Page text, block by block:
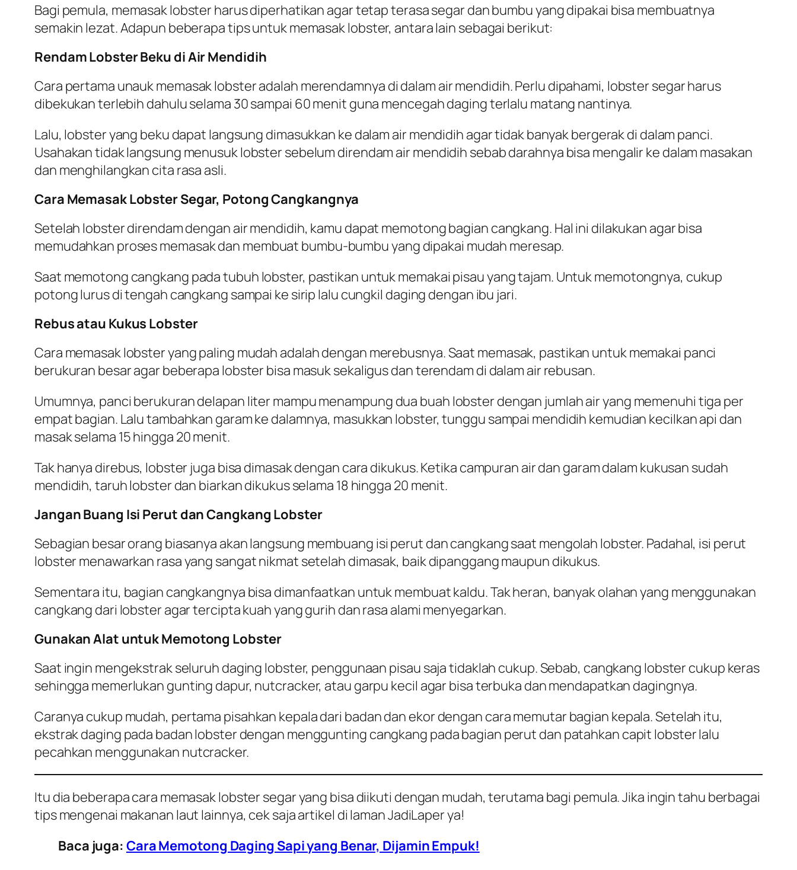
Bagi pemula, memasak lobster harus diperhatikan agar tetap terasa segar dan bumbu yang dipakai bisa membuatnya
semakin lezat. Adapun beberapa tips untuk memasak lobster, antara lain sebagai berikut:
Rendam Lobster Beku di Air Mendidih
Cara pertama unauk memasak lobster adalah merendamnya di dalam air mendidih. Perlu dipahami, lobster segar harus
dibekukan terlebih dahulu selama 30 sampai 60 menit guna mencegah daging terlalu matang nantinya.
Lalu, lobster yang beku dapat langsung dimasukkan ke dalam air mendidih agar tidak banyak bergerak di dalam panci.
Usahakan tidak langsung menusuk lobster sebelum direndam air mendidih sebab darahnya bisa mengalir ke dalam masakan
dan menghilangkan cita rasa asli.
Cara Memasak Lobster Segar, Potong Cangkangnya
Setelah lobster direndam dengan air mendidih, kamu dapat memotong bagian cangkang. Hal ini dilakukan agar bisa
memudahkan proses memasak dan membuat bumbu-bumbu yang dipakai mudah meresap.
Saat memotong cangkang pada tubuh lobster, pastikan untuk memakai pisau yang tajam. Untuk memotongnya, cukup
potong lurus di tengah cangkang sampai ke sirip lalu cungkil daging dengan ibu jari.
Rebus atau Kukus Lobster
Cara memasak lobster yang paling mudah adalah dengan merebusnya. Saat memasak, pastikan untuk memakai panci
berukuran besar agar beberapa lobster bisa masuk sekaligus dan terendam di dalam air rebusan.
Umumnya, panci berukuran delapan liter mampu menampung dua buah lobster dengan jumlah air yang memenuhi tiga per
empat bagian. Lalu tambahkan garam ke dalamnya, masukkan lobster, tunggu sampai mendidih kemudian kecilkan api dan
masak selama 15 hingga 20 menit.
Tak hanya direbus, lobster juga bisa dimasak dengan cara dikukus. Ketika campuran air dan garam dalam kukusan sudah
mendidih, taruh lobster dan biarkan dikukus selama 18 hingga 20 menit.
Jangan Buang Isi Perut dan Cangkang Lobster
Sebagian besar orang biasanya akan langsung membuang isi perut dan cangkang saat mengolah lobster. Padahal, isi perut
lobster menawarkan rasa yang sangat nikmat setelah dimasak, baik dipanggang maupun dikukus.
Sementara itu, bagian cangkangnya bisa dimanfaatkan untuk membuat kaldu. Tak heran, banyak olahan yang menggunakan
cangkang dari lobster agar tercipta kuah yang gurih dan rasa alami menyegarkan.
Gunakan Alat untuk Memotong Lobster
Saat ingin mengekstrak seluruh daging lobster, penggunaan pisau saja tidaklah cukup. Sebab, cangkang lobster cukup keras
sehingga memerlukan gunting dapur, nutcracker, atau garpu kecil agar bisa terbuka dan mendapatkan dagingnya.
Caranya cukup mudah, pertama pisahkan kepala dari badan dan ekor dengan cara memutar bagian kepala. Setelah itu,
ekstrak daging pada badan lobster dengan menggunting cangkang pada bagian perut dan patahkan capit lobster lalu
pecahkan menggunakan nutcracker.
Itu dia beberapa cara memasak lobster segar yang bisa diikuti dengan mudah, terutama bagi pemula. Jika ingin tahu berbagai
tips mengenai makanan laut lainnya, cek saja artikel di laman JadiLaper ya!
Baca juga: Cara Memotong Daging Sapi yang Benar, Dijamin Empuk!